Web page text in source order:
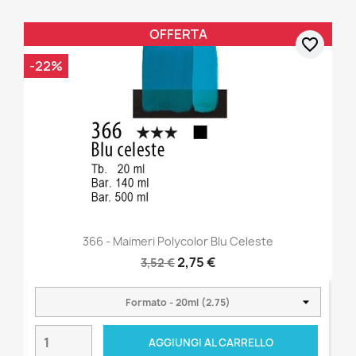
366 - Maimeri Polycolor Blu Celeste
3,52 €2,75 €
AGGIUNGI AL CARRELLO
OFFERTA
-22%
favorite_border